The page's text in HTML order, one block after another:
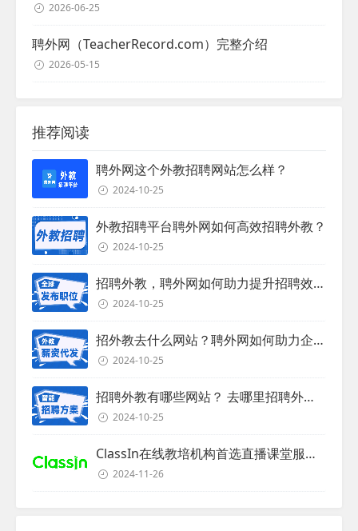
2026-06-25
聘外网（TeacherRecord.com）完整介绍
2026-05-15
推荐阅读
聘外网这个外教招聘网站怎么样？
2024-10-25
外教招聘平台聘外网如何高效招聘外教？
2024-10-25
招聘外教，聘外网如何助力提升招聘效率？
2024-10-25
招外教去什么网站？聘外网如何助力企业外教招聘
2024-10-25
招聘外教有哪些网站？ 去哪里招聘外教？
2024-10-25
ClassIn在线教培机构首选直播课堂服务商
2024-11-26